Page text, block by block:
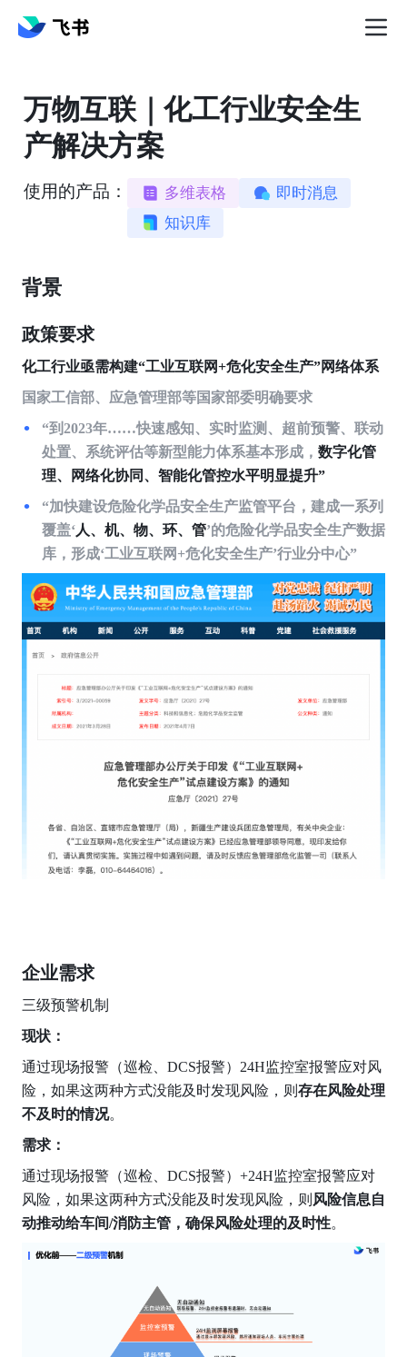
万物互联｜化工行业安全生
产解决方案
使用的产品： 多维表格
即时消息
知识库
背景
政策要求
化工行业亟需构建“工业互联网+危化安全生产”网络体系
国家工信部、应急管理部等国家部委明确要求
“到2023年……快速感知、实时监测、超前预警、联动
处置、系统评估等新型能力体系基本形成， 数字化管
理、网络化协同、智能化管控水平明显提升”
“加快建设危险化学品安全生产监管平台，建成一系列
覆盖‘人、机、物、环、管’的危险化学品安全生产数据
库，形成‘工业互联网+危化安全生产’行业分中心”
企业需求
三级预警机制
现状：
通过现场报警（巡检、DCS报警）24H监控室报警应对风
险，如果这两种方式没能及时发现风险，则 存在风险处理
不及时的情况。
需求：
通过现场报警（巡检、DCS报警）+24H监控室报警应对
风险，如果这两种方式没能及时发现风险，则 风险信息自
动推动给车间/消防主管，确保风险处理的及时性。